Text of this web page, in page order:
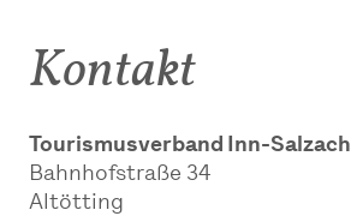
Kontakt
Tourismusverband Inn-Salzach
Bahnhofstraße 34
Altötting